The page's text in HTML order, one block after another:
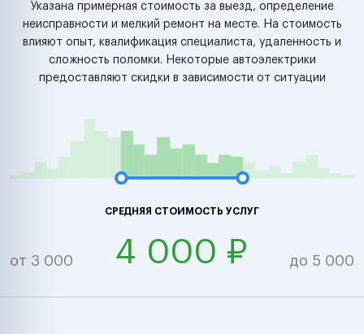
Указана примерная стоимость за выезд, определение
неисправности и мелкий ремонт на месте. На стоимость
влияют опыт, квалификация специалиста, удаленность и
сложность поломки. Некоторые автоэлектрики
предоставляют скидки в зависимости от ситуации
СРЕДНЯЯ СТОИМОСТЬ УСЛУГ
от 3 000 4 000 ₽ до 5 000